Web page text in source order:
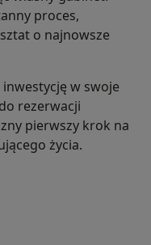
proces,
o najnowsze
inwestycję w swoje
rezerwacji
pierwszy krok na
życia.